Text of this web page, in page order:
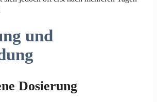
und
Dosierung